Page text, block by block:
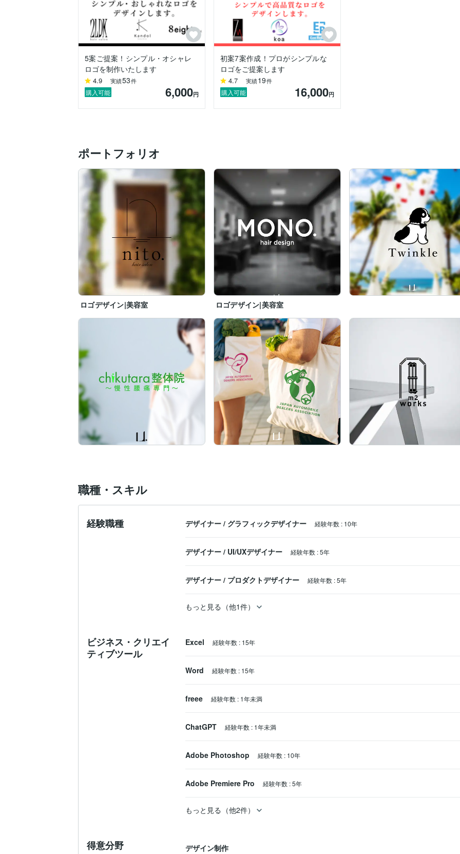
5案ご提案！シンプル・オシャレ
ロゴを制作いたします
4.9 実績53件
購入可能 6,000円
初案7案作成！プロがシンプルな
ロゴをご提案します
4.7 実績19件
購入可能 16,000円
ポートフォリオ
ロゴデザイン|美容室 ロゴデザイン|美容室
職種・スキル
経験職種 デザイナー / グラフィックデザイナー 経験年数 : 10年
デザイナー / UI/UXデザイナー 経験年数 :5年
デザイナー / プロダクトデザイナー 経験年数 :5年
もっと見る（他1件）
ビジネス・クリエイ
ティブツール
Excel 経験年数 : 15年
Word 経験年数 : 15年
freee 経験年数 : 1年未満
ChatGPT 経験年数 : 1年未満
Adobe Photoshop 経験年数 : 10年
Adobe Premiere Pro 経験年数 :5年
もっと見る（他2件）
得意分野 デザイン制作